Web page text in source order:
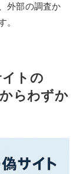
外部の調査か
。
トの
らわずか